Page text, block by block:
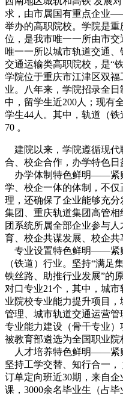
求，由市属国有重点企业
举办的高职院校。学院是
位，是我市唯一一所由市
唯一一所以城市轨道交通
交通运输类高职院校，是“
学院位于重庆市江津区双
业。八年来，学院招录全
中，留学生近200人；现有
学生44人。其中，轨道（
70 。
建院以来，学院遵循现代
合、校企合作，办学特色日
办学体制特色鲜明——紧
学、校企一体的体制，不
理，还确保了企业能够充
集团、重庆轨道集团高管
团系统所属全部企业参与
育、校企共谋发展、校企共
专业设置特色鲜明——紧
（铁道）行业。坚持“满足
铁丝路、助推行业发展”的
对口专业21个，其中，城
业院校专业能力提升项目
管理、城市轨道交通运营
专业能力建设（骨干专业
被教育部遴选为全国职业院
人才培养特色鲜明——紧
坚持工学交替、知行合一
订单定向班近30期，来自
课，3000余名毕业生（占